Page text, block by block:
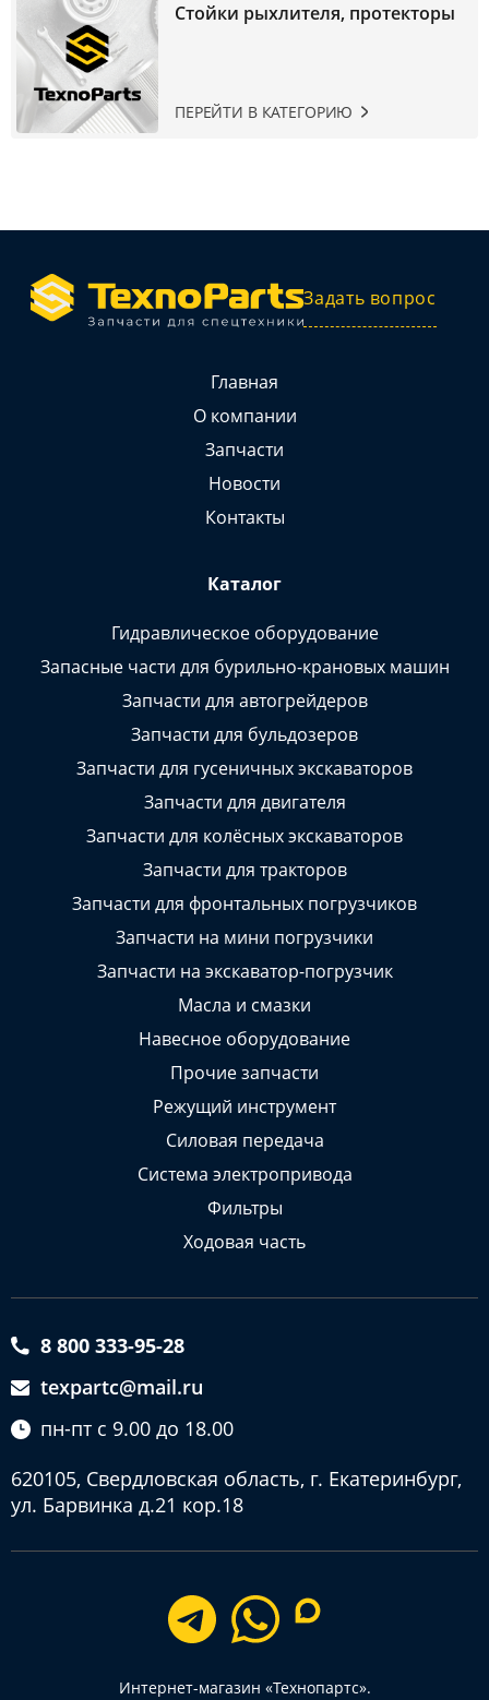
Стойки рыхлителя, протекторы
ПЕРЕЙТИ В КАТЕГОРИЮ
Задать вопрос
Главная
О компании
Запчасти
Новости
Контакты
Каталог
Гидравлическое оборудование
Запасные части для бурильно-крановых машин
Запчасти для автогрейдеров
Запчасти для бульдозеров
Запчасти для гусеничных экскаваторов
Запчасти для двигателя
Запчасти для колёсных экскаваторов
Запчасти для тракторов
Запчасти для фронтальных погрузчиков
Запчасти на мини погрузчики
Запчасти на экскаватор-погрузчик
Масла и смазки
Навесное оборудование
Прочие запчасти
Режущий инструмент
Силовая передача
Система электропривода
Фильтры
Ходовая часть
8 800 333-95-28
texpartc@mail.ru
пн-пт с 9.00 до 18.00
620105, Свердловская область, г. Екатеринбург,
ул. Барвинка д.21 кор.18
Интернет-магазин «Технопартс».